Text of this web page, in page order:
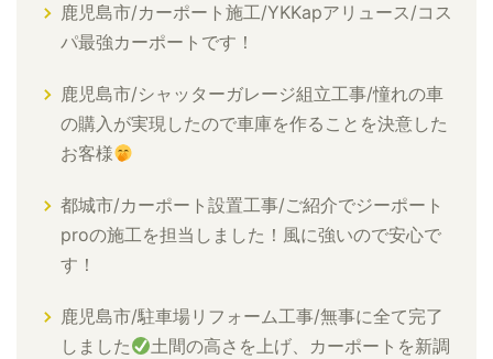
鹿児島市/カーポート施工/YKKapアリュース/コス
パ最強カーポートです！
鹿児島市/シャッターガレージ組立工事/憧れの車
の購入が実現したので車庫を作ることを決意した
お客様
都城市/カーポート設置工事/ご紹介でジーポート
proの施工を担当しました！風に強いので安心で
す！
鹿児島市/駐車場リフォーム工事/無事に全て完了
しました
土間の高さを上げ、カーポートを新調